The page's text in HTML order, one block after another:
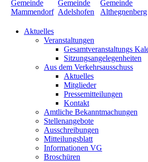
Aktuelles
Veranstaltungen
Gesamtveranstaltungs
Sitzungsangelegenheiten
Aus dem Verkehrsausschuss
Aktuelles
Mitglieder
Pressemitteilungen
Kontakt
Amtliche Bekanntmachungen
Stellenangebote
Ausschreibungen
Mitteilungsblatt
Informationen VG
Broschüren